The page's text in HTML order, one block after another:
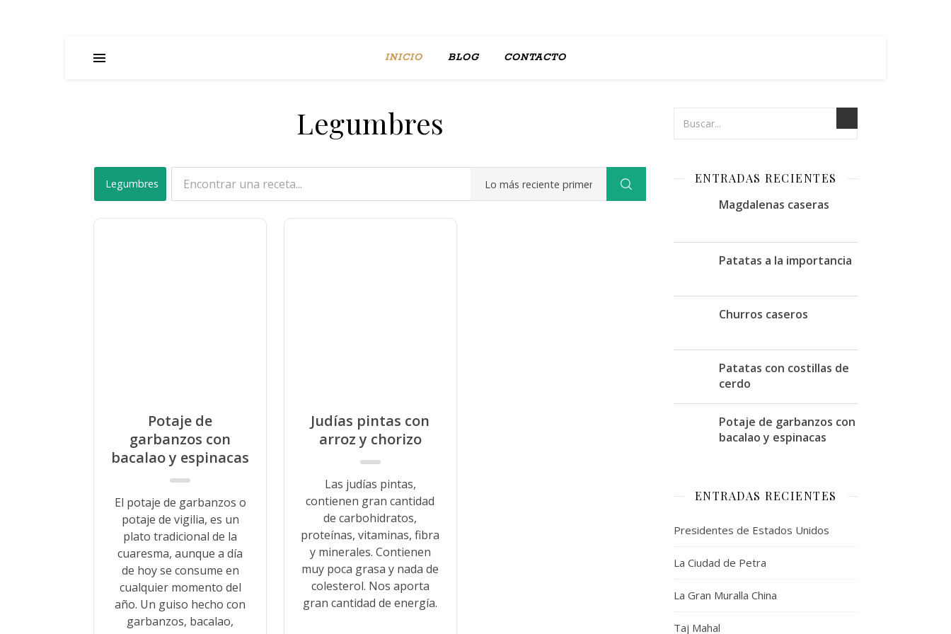
INICIO BLOG CONTACTO
Legumbres
Legumbres
Potaje de
garbanzos con
bacalao y espinacas
El potaje de garbanzos o
potaje de vigilia, es un
plato tradicional de la
cuaresma, aunque a día
de hoy se consume en
cualquier momento del
año. Un guiso hecho con
garbanzos, bacalao,
Judías pintas con
arroz y chorizo
Las judías pintas,
contienen gran cantidad
de carbohidratos,
proteínas, vitaminas, fibra
y minerales. Contienen
muy poca grasa y nada de
colesterol. Nos aporta
gran cantidad de energía.
ENTRADAS RECIENTES
Magdalenas caseras
Patatas a la importancia
Churros caseros
Patatas con costillas de
cerdo
Potaje de garbanzos con
bacalao y espinacas
ENTRADAS RECIENTES
Presidentes de Estados Unidos
La Ciudad de Petra
La Gran Muralla China
Taj Mahal